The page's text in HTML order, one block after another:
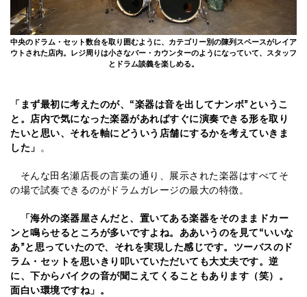
中央のドラム・セット数台を取り囲むように、カテゴリー別の陳列スペースがレイア
ウトされた店内。レジ周りは小さなバー・カウンターのようになっていて、スタッフ
とドラム談義を楽しめる。
「まず最初に考えたのが、 “楽器は音を出してナンボ”というこ
と。店内で気になった楽器があればすぐに演奏できる形を取り
たいと思い、それを軸にどういう店舗にするかを考えていきま
した」 。
そんな田名瀬店長の言葉の通り、展示された楽器はすべてそ
の場で試奏できるのがドラムガレージの最大の特徴。
「海外の楽器屋さんだと、置いてある楽器をそのままドカー
ンと鳴らせるところが多いですよね。ああいうのを見て“いいな
あ”と思っていたので、それを実現した感じです。ツーバスのド
ラム・セットを思いきり叩いていただいても大丈夫です。逆
に、下からバイクの音が聞こえてくることもあります（笑）。
面白い環境ですね」。